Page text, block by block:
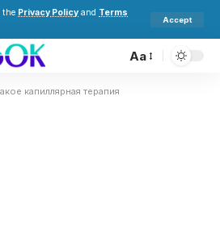
the Privacy Policy and Terms
Accept
Aa
капиллярная терапия